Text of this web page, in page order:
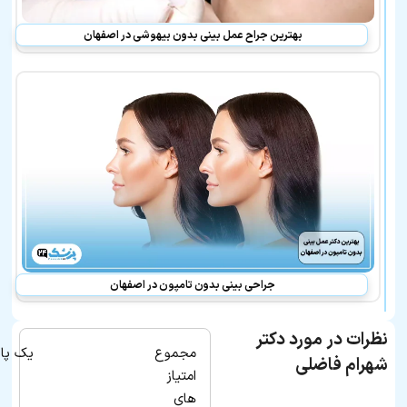
بهترین جراح عمل بینی بدون بیهوشی در اصفهان
جراحی بینی بدون تامپون در اصفهان
نظرات در مورد دکتر
شهرام فاضلی
مجموع
امتیاز
های
یک